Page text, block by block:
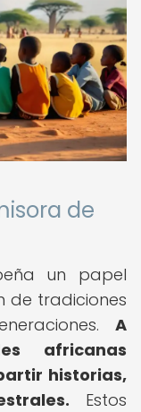
de
un papel
de tradiciones
A
africanas
historias,
Estos